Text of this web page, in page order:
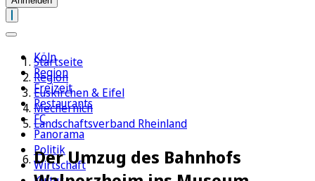
Köln
Region
Freizeit
Restaurants
FC
Panorama
Politik
Wirtschaft
Startseite
Region
Euskirchen & Eifel
Mechernich
Landschaftsverband Rheinland
Der Umzug des Bahnhofs